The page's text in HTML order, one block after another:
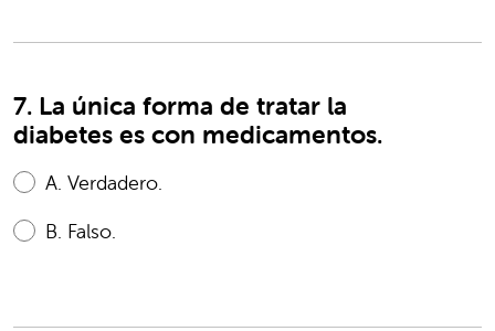
7. La única forma de tratar la
diabetes es con medicamentos.
A. Verdadero.
B. Falso.